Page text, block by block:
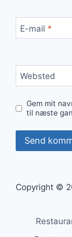
E-mail *
Websted
Gem mit
til næste
Copyright ©